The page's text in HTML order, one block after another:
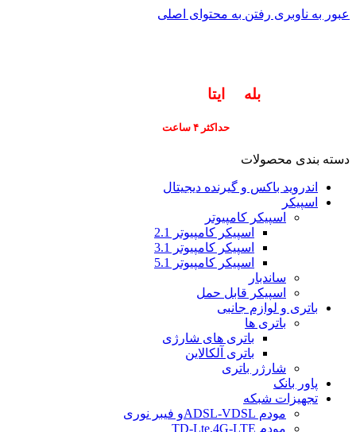
عبور به ناوبری رفتن به محتوای اصلی
بله ایتا
حداکثر ۴ ساعت
دسته بندی محصولات
اندروید باکس و گیرنده دیجیتال
اسپیکر
اسپیکر کامپیوتر
اسپیکر کامپیوتر 2.1
اسپیکر کامپیوتر 3.1
اسپیکر کامپیوتر 5.1
ساندبار
اسپیکر قابل حمل
باتری و لوازم جانبی
باتری ها
باتری های شارژی
باتری آلکالاین
شارژر باتری
پاور بانک
تجهیزات شبکه
مودم ADSL-VDSLو فیبر نوری
مودم TD-Lte,4G-LTE